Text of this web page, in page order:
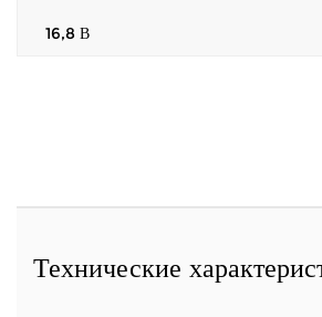
16,8 В
Технические